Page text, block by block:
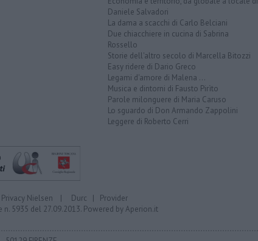
Daniele Salvadori
La dama a scacchi di Carlo Belciani
Due chiacchiere in cucina di Sabrina
Rossello
Storie dell'altro secolo di Marcella Bitozzi
Easy ridere di Dario Greco
Legami d'amore di Malena ...
Musica e dintorni di Fausto Pirìto
Parole milonguere di Maria Caruso
Lo sguardo di Don Armando Zappolini
Leggere di Roberto Cerri
Privacy Nielsen | Durc | Provider
5935 del 27.09.2013. Powered byAperion.it